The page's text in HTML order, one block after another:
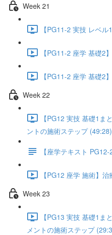
Week 21
【PG11-2 実技 レベ
【PG11-2 座学 基礎2
【PG11-2 座学 基礎2
Week 22
【PG12 実技 基礎1ま
ントの施術ステップ (49:28)
【座学テキスト PG12-
【PG12 座学 施術】
Week 23
【PG13 実技 基礎1ま
メントの施術ステップ